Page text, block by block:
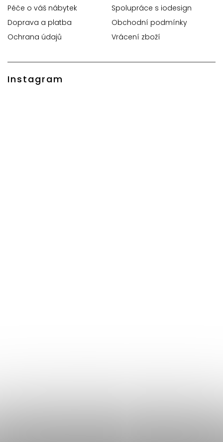
Péče o váš nábytek
Spolupráce s iodesign
Doprava a platba
Obchodní podmínky
Ochrana údajů
Vrácení zboží
Instagram